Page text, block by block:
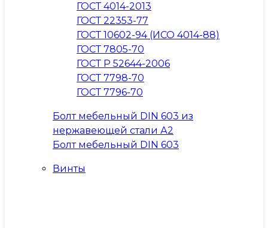
ГОСТ 4014-2013
ГОСТ 22353-77
ГОСТ 10602-94 (ИСО 4014-88)
ГОСТ 7805-70
ГОСТ Р 52644-2006
ГОСТ 7798-70
ГОСТ 7796-70
Болт мебельный DIN 603 из
нержавеющей стали А2
Болт мебельный DIN 603
Винты